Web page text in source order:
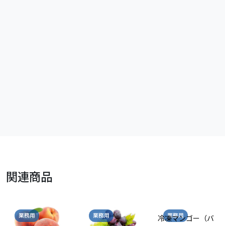
関連商品
業務用 業務用 業務用